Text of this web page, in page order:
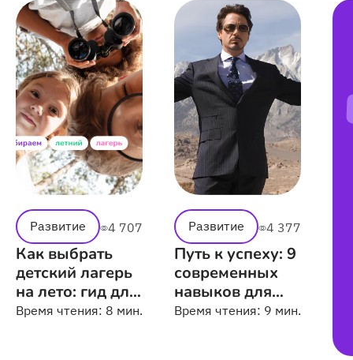
Развитие 4 707
Как выбрать
детский лагерь
на лето: гид для
родителей
Время чтения: 8 мин.
Развитие 4 377
Путь к успеху: 9
современных
навыков для
школьника
Время чтения: 9 мин.